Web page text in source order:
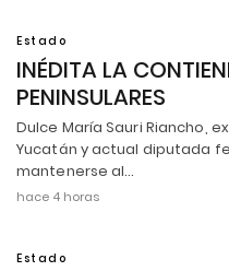
Estado
INÉDITA LA
PENINSULARES
Dulce María Sauri Riancho,
Yucatán y actual diputada
mantenerse al…
hace 4 horas
Estado